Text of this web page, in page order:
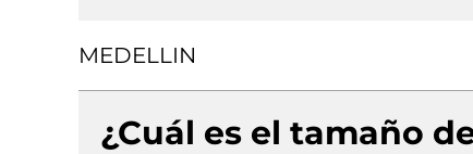
MEDELLIN
¿Cuál es el tamaño